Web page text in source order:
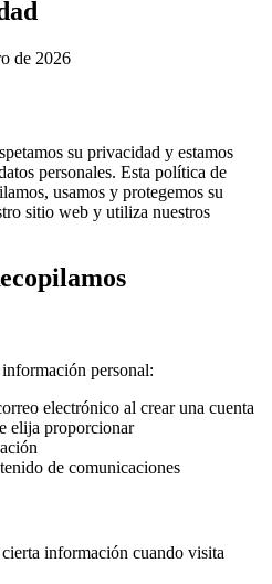
de 2026
su privacidad y estamos
personales. Esta política de
usamos y protegemos su
sitio web y utiliza nuestros
personal:
electrónico al crear una cuenta
elija proporcionar
de comunicaciones
información cuando visita